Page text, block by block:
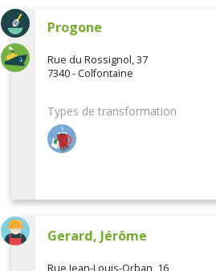
Progone
Rue du Rossignol, 37
7340 - Colfontaine
Types de transformation
Gerard, Jérôme
Rue Jean-Louis-Orban, 16